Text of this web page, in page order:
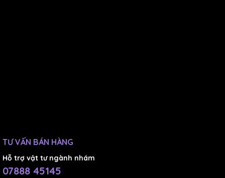
TƯ VẤN BÁN HÀNG
Hỗ trợ vật tư ngành nhám
07888 45145